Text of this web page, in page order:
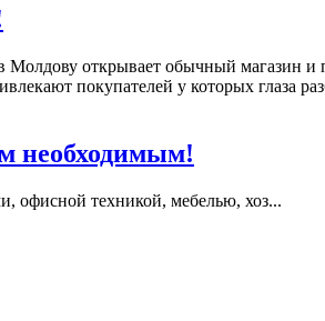
открывает обычный магазин и
покупателей у которых глаза
необходимым!
офисной техникой, мебелью, хоз...